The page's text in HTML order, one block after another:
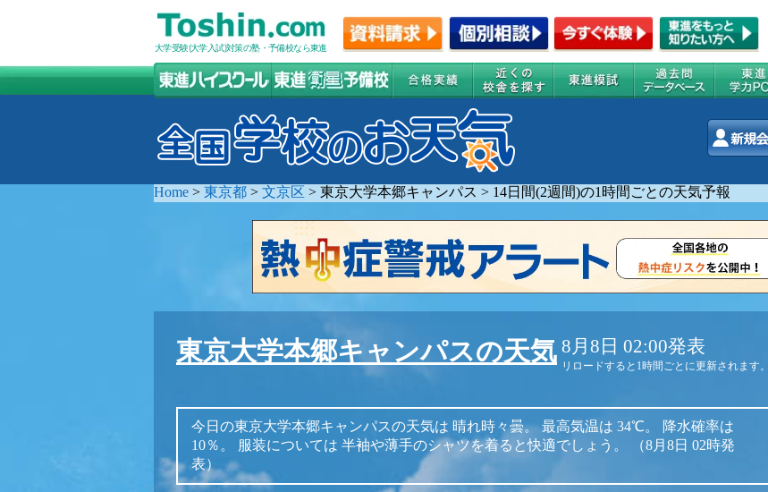
大学受験(大学入試)対策の塾・予備校なら東進
Home > 東京都 > 文京区 > 東京大学本郷キャンパス > 14日間(2週間)の1時間ごとの天気予報
東京大学本郷キャンパスの天気 8月8日 02:00発表
リロードすると1時間ごとに更新されます。
今日の東京大学本郷キャンパスの天気は 晴れ時々曇。 最高気温は 34℃。
降水確率は
10％。
服装については 半袖や薄手のシャツを着ると快適でしょう。
（8月8日 02時発
表）